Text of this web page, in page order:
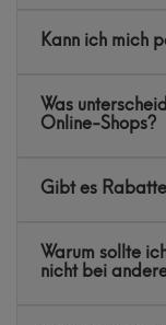
Kann ich mich
Was
Online-Shops?
Gibt es
Warum sollte
nicht bei